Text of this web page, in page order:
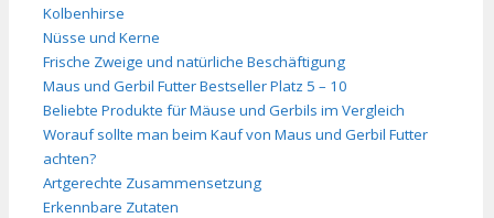
Kolbenhirse
Nüsse und Kerne
Frische Zweige und natürliche Beschäftigung
Maus und Gerbil Futter Bestseller Platz 5 – 10
Beliebte Produkte für Mäuse und Gerbils im Vergleich
Worauf sollte man beim Kauf von Maus und Gerbil Futter
achten?
Artgerechte Zusammensetzung
Erkennbare Zutaten